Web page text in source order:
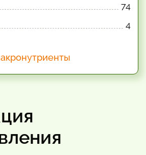
74
4